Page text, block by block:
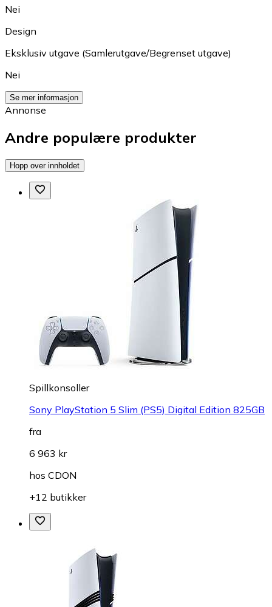
Nei
Design
Eksklusiv utgave (Samlerutgave/Begrenset utgave)
Nei
Se mer informasjon
Annonse
Andre populære produkter
Hopp over innholdet
Spillkonsoller
Sony PlayStation 5 Slim (PS5) Digital Edition 825GB
fra
6 963 kr
hos CDON
+12 butikker